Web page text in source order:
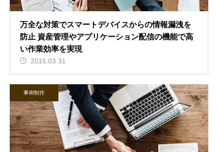
万全な対策でスマートデバイスからの情報漏洩を
防止 資産管理やアプリケーション配信の機能で高
い作業効率を実現
2016.03.31
事例制作